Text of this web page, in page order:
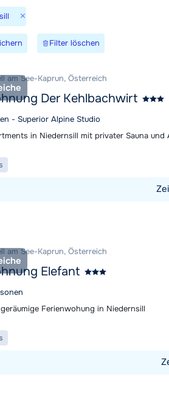
×
Filter löschen
am See-Kaprun, Österreich
Der Kehlbachwirt
- Superior Alpine Studio
in Niedernsill mit privater Sauna und
am See-Kaprun, Österreich
Elefant
Ferienwohung in Niedernsill